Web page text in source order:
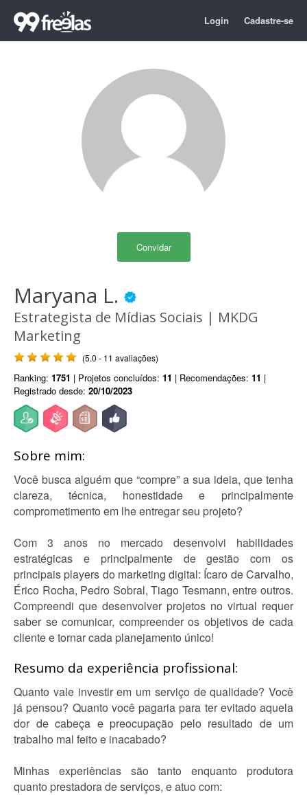
Login Cadastre-se
Convidar
Maryana L.
Estrategista de Mídias Sociais | MKDG
Marketing
(5.0 - 11 avaliações)
Ranking: 1751 | Projetos concluídos: 11 | Recomendações: 11 |
Registrado desde: 20/10/2023
Sobre mim:
Você busca alguém que “compre” a sua ideia, que tenha
clareza, técnica, honestidade e principalmente
comprometimento em lhe entregar seu projeto?
Com 3 anos no mercado desenvolvi habilidades
estratégicas e principalmente de gestão com os
principais players do marketing digital: Ícaro de Carvalho,
Érico Rocha, Pedro Sobral, Tiago Tesmann, entre outros.
Compreendi que desenvolver projetos no virtual requer
saber se comunicar, compreender os objetivos de cada
cliente e tornar cada planejamento único!
Resumo da experiência profissional:
Quanto vale investir em um serviço de qualidade? Você
já pensou? Quanto você pagaria para ter evitado aquela
dor de cabeça e preocupação pelo resultado de um
trabalho mal feito e inacabado?
Minhas experiências são tanto enquanto produtora
quanto prestadora de serviços, e atuo com: